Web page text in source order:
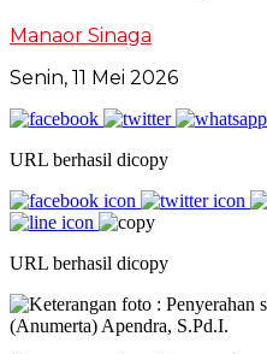
Manaor Sinaga
Senin, 11 Mei 2026
URL berhasil dicopy
URL berhasil dicopy